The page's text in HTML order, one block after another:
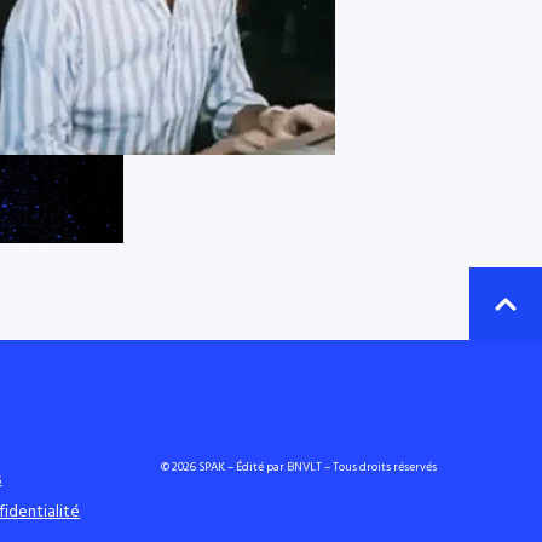
© 2026 SPAK – Édité par BNVLT – Tous droits réservés